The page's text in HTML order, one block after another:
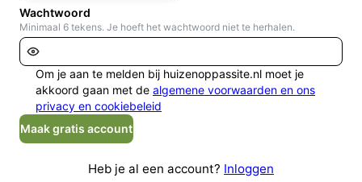
Wachtwoord
Minimaal 6 tekens. Je hoeft het wachtwoord niet te herhalen.
Om je aan te melden bij huizenoppassite.nl moet je
akkoord gaan met de algemene voorwaarden en ons
privacy en cookiebeleid
Maak gratis account
Heb je al een account? Inloggen